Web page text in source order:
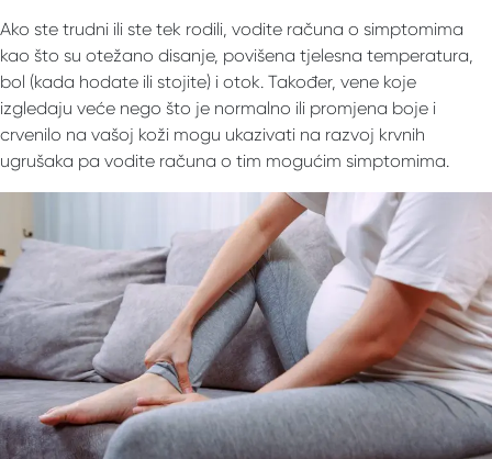
Ako ste trudni ili ste tek rodili, vodite računa o simptomima
kao što su otežano disanje, povišena tjelesna temperatura,
bol (kada hodate ili stojite) i otok. Također, vene koje
izgledaju veće nego što je normalno ili promjena boje i
crvenilo na vašoj koži mogu ukazivati ​​na razvoj krvnih
ugrušaka pa vodite računa o tim mogućim simptomima.